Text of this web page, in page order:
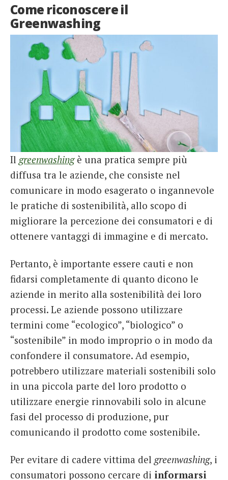
Come riconoscere il
Greenwashing
Il greenwashingè una pratica sempre più
diffusa tra le aziende, che consiste nel
comunicare in modo esagerato o ingannevole
le pratiche di sostenibilità, allo scopo di
migliorare la percezione dei consumatori e di
ottenere vantaggi di immagine e di mercato.
Pertanto, è importante essere cauti e non
fidarsi completamente di quanto dicono le
aziende in merito alla sostenibilità dei loro
processi. Le aziende possono utilizzare
termini come “ecologico”, “biologico” o
“sostenibile” in modo improprio o in modo da
confondere il consumatore. Ad esempio,
potrebbero utilizzare materiali sostenibili solo
in una piccola parte del loro prodotto o
utilizzare energie rinnovabili solo in alcune
fasi del processo di produzione, pur
comunicando il prodotto come sostenibile.
Per evitare di cadere vittima del greenwashing, i
consumatori possono cercare di informarsi